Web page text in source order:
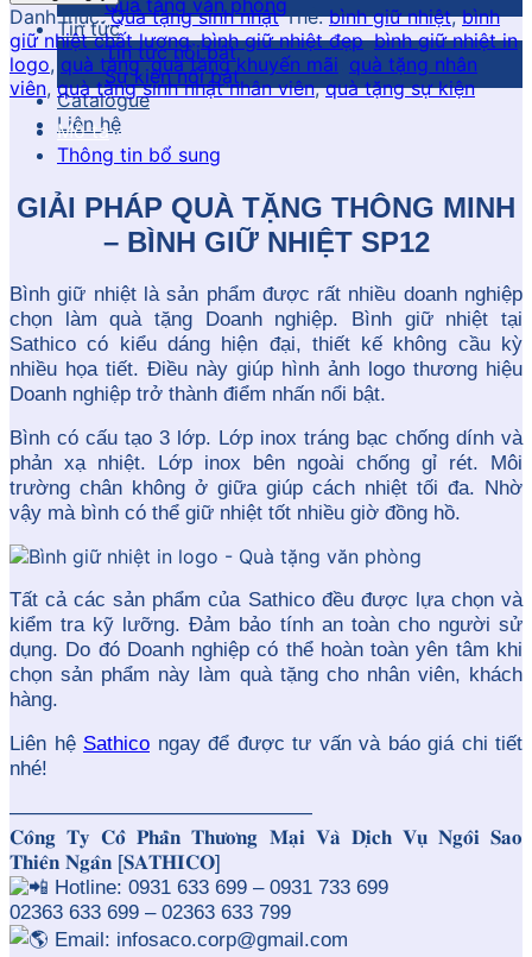
Quà tặng văn phòng
Tin tức
Tin tức nổi bật
Sự kiện nổi bật
Catalogue
Liên hệ
Danh mục:Quà tặng sinh nhật Thẻ:bình giữ nhiệt,bình
giữ nhiệt chất lượng,bình giữ nhiệt đẹp,bình giữ nhiệt in
logo, quà tặng,quà tặng khuyến mãi quà tặng nhân
viên, quà tặng sinh nhật nhân viên,quà tặng sự kiện
Mô tả
Thông tin bổ sung
GIẢI PHÁP QUÀ TẶNG THÔNG MINH
– BÌNH GIỮ NHIỆT SP12
Bình giữ nhiệt là sản phẩm được rất nhiều doanh nghiệp
chọn làm quà tặng Doanh nghiệp. Bình giữ nhiệt tại
Sathico có kiểu dáng hiện đại, thiết kế không cầu kỳ
nhiều họa tiết. Điều này giúp hình ảnh logo thương hiệu
Doanh nghiệp trở thành điểm nhấn nổi bật.
Bình có cấu tạo 3 lớp. Lớp inox tráng bạc chống dính và
phản xạ nhiệt. Lớp inox bên ngoài chống gỉ rét. Môi
trường chân không ở giữa giúp cách nhiệt tối đa. Nhờ
vậy mà bình có thể giữ nhiệt tốt nhiều giờ đồng hồ.
Tất cả các sản phẩm của Sathico đều được lựa chọn và
kiểm tra kỹ lưỡng. Đảm bảo tính an toàn cho người sử
dụng. Do đó Doanh nghiệp có thể hoàn toàn yên tâm khi
chọn sản phẩm này làm quà tặng cho nhân viên, khách
hàng.
Liên hệ Sathico ngay để được tư vấn và báo giá chi tiết
nhé!
———————————————
𝐂𝐨̂𝐧𝐠 𝐓𝐲 𝐂𝐨̂̉ 𝐏𝐡𝐚̂̀𝐧 𝐓𝐡𝐮̛𝐨̛𝐧𝐠 𝐌𝐚̣𝐢 𝐕𝐚̀ 𝐃𝐢̣𝐜𝐡 𝐕𝐮̣ 𝐍𝐠𝐨̂𝐢 𝐒𝐚𝐨
𝐓𝐡𝐢𝐞̂𝐧 𝐍𝐠𝐚̂𝐧 [𝐒𝐀𝐓𝐇𝐈𝐂𝐎]
Hotline: 0931 633 699 – 0931 733 699
02363 633 699 – 02363 633 799
Email: infosaco.corp@gmail.com